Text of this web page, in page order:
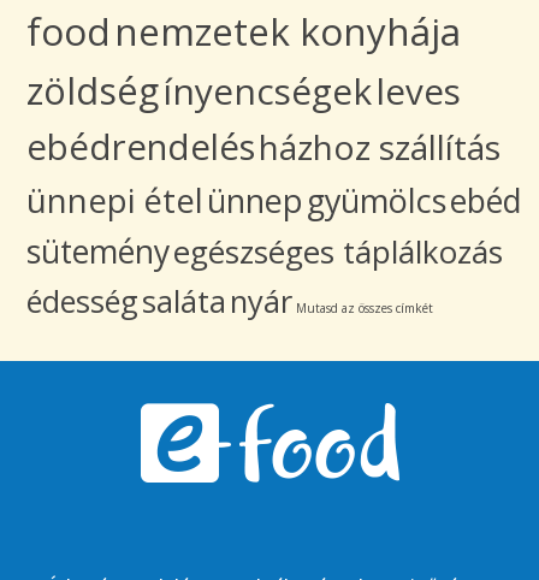
food nemzetek konyhája
zöldségínyencségekleves
ebédrendelésházhoz szállítás
ünnepi ételünnepgyümölcsebéd
süteményegészséges táplálkozás
édességsaláta nyár Mutasd az összes címkét